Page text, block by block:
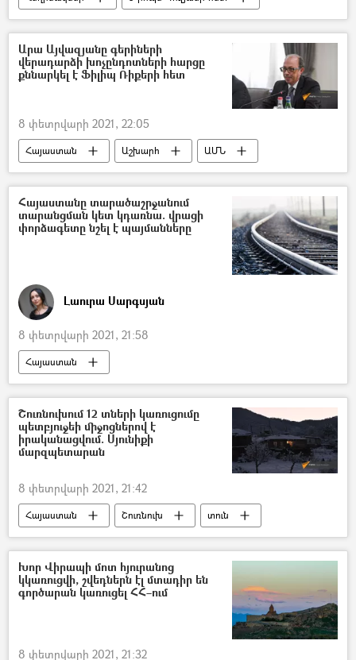
Երկրաշարժ
սեյսմոլոգ Իտալիա
Արա Այվազյանը գերիների
վերադարձի խոչընդոտների հարցը
քննարկել է Ֆիլիպ Ռիքերի հետ
8 փետրվարի 2021, 22:05
Հայաստան Աշխարհ
ԱՄՆ
Արա Այվազյան
գերի
ռազմագերի
Ադրբեջան
Հայ գերիներ, անհետ կորածներ
Հայաստանը տարածաշրջանում
տարանցման կետ կդառնա. վրացի
փորձագետը նշել է պայմանները
Լաուրա Սարգսյան
8 փետրվարի 2021, 21:58
Հայաստան
Իրանի Իսլամական Հանրապետություն
երկաթուղի
Եղիշե Հովհաննիսյան
Շուռնուխում 12 տների կառուցումը
պետբյուջեի միջոցներով է
իրականացվում. Սյունիքի
մարզպետարան
8 փետրվարի 2021, 21:42
Հայաստան Շուռնուխ
տուն
Սյունիք
բյուջե
Խոր Վիրապի մոտ հյուրանոց
կկառուցվի, շվեդներն էլ մտադիր են
գործարան կառուցել ՀՀ–ում
8 փետրվարի 2021, 21:32